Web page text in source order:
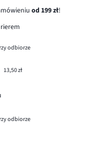
od 199 zł!
odbiorze
13,50 zł
odbiorze